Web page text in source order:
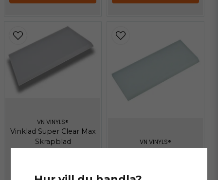
VN VINYLS®
Vinklad Super Clear Max
Skrapblad
VN VINYLS®